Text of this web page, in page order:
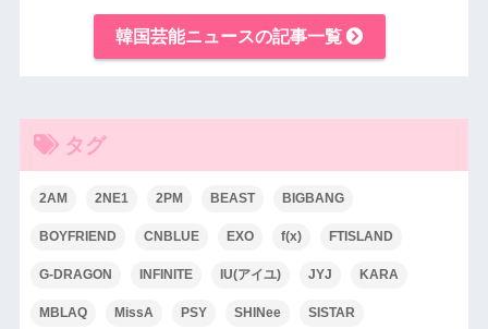
韓国芸能ニュースの記事一覧
タグ
2AM 2NE1 2PM BEAST BIGBANG
BOYFRIEND CNBLUE EXO f(x) FTISLAND
G-DRAGON INFINITE IU(アイユ) JYJ KARA
MBLAQ MissA PSY SHINee SISTAR